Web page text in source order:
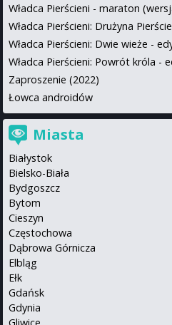
Władca Pierścieni - maraton
Władca Pierścieni: Drużyna
Władca Pierścieni: Dwie wieże -
Władca Pierścieni: Powrót króla -
Zaproszenie (2022)
Łowca androidów
Miasta
Białystok
Bielsko-Biała
Bydgoszcz
Bytom
Cieszyn
Częstochowa
Dąbrowa Górnicza
Elbląg
Ełk
Gdańsk
Gdynia
Gliwice